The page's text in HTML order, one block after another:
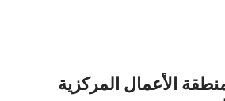
الأعمال المركزية